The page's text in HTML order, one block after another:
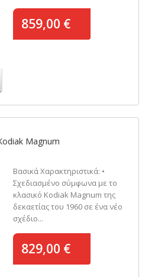
859,00 €
Magnum
Βασικά Χαρακτηριστικά: •
Σχεδιασμένο σύμφωνα με το
κλασικό Kodiak Magnum της
δεκαετίας του 1960 σε ένα νέο
σχέδιο...
829,00 €